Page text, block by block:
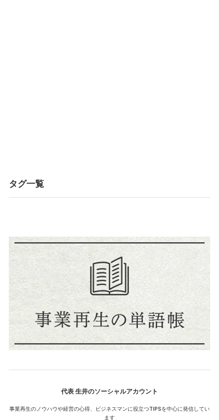
タグ一覧
代表 生井のソーシャルアカウント
事業再生のノウハウや経営の心得、ビジネスマンに役立つTIPSを中心に発信してい
ます